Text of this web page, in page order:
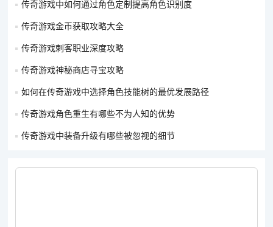
需要注意的是，装备升级的成功率在很大程度上仍然具有随机
性，不同的游戏版本和服务器设置可能会有所不同。上述细节并
可以根据自己的经验和实际情况进行尝试和探索。同时，也要注
意避免过度追求装备升级而造成大量资源的浪费。
传奇游戏中如何通过角色定制提高角色识别度
传奇游戏金币获取攻略大全
传奇游戏刺客职业深度攻略
传奇游戏神秘商店寻宝攻略
如何在传奇游戏中选择角色技能树的最优发展路径
传奇游戏角色重生有哪些不为人知的优势
传奇游戏中装备升级有哪些被忽视的细节